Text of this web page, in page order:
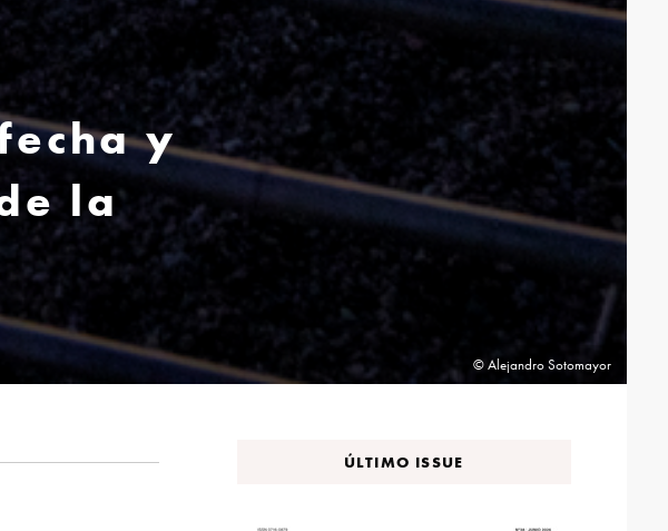
y
la
© Alejandro Sotomayor
ÚLTIMO ISSUE